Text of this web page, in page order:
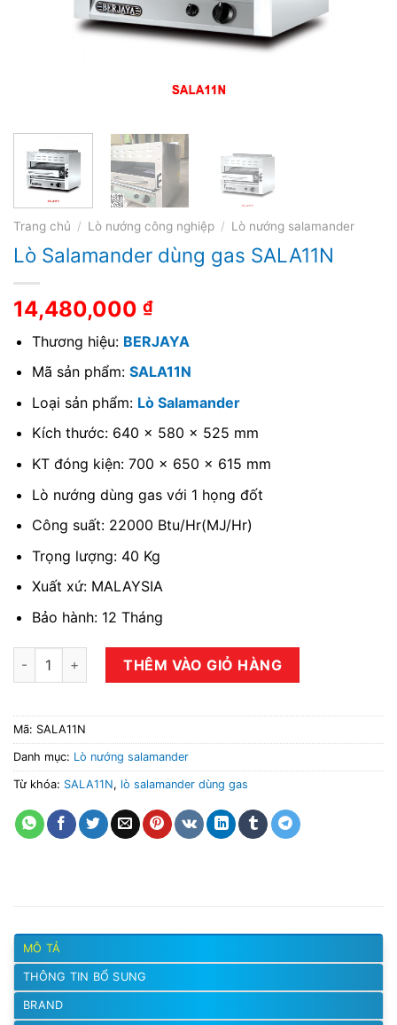
Trang chủ / Lò nướng công nghiệp / Lò nướng salamander
Lò Salamander dùng gas SALA11N
14,480,000 ₫
Thương hiệu: BERJAYA
Mã sản phẩm: SALA11N
Loại sản phẩm: Lò Salamander
Kích thước: 640 x 580 x 525 mm
KT đóng kiện: 700 x 650 x 615 mm
Lò nướng dùng gas với 1 họng đốt
Công suất: 22000 Btu/Hr(MJ/Hr)
Trọng lượng: 40 Kg
Xuất xứ: MALAYSIA
Bảo hành: 12 Tháng
Lò Salamander dùng gas SALA11N số lượng
THÊM VÀO GIỎ HÀNG
Mã: SALA11N
Danh mục: Lò nướng salamander
Từ khóa: SALA11N, lò salamander dùng gas
MÔ TẢ
THÔNG TIN BỔ SUNG
BRAND